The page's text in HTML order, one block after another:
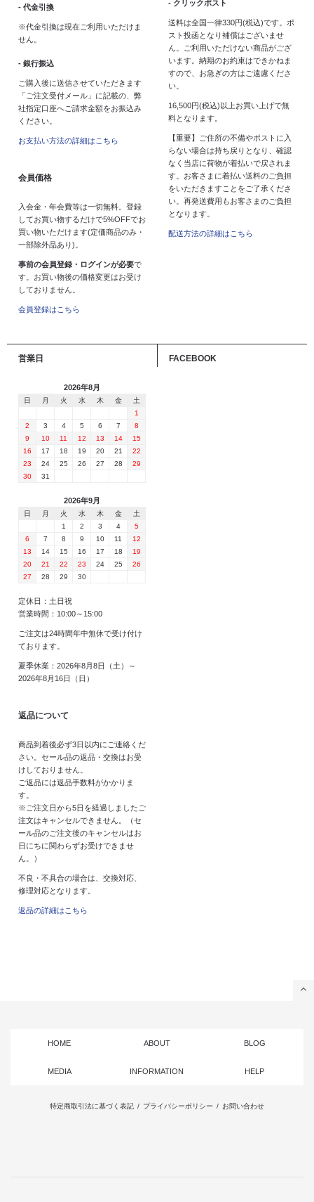
- 代金引換
※代金引換は現在ご利用いただけま
せん。
- 銀行振込
ご購入後に送信させていただきます
「ご注文受付メール」に記載の、弊
社指定口座へご請求金額をお振込み
ください。
お支払い方法の詳細はこちら
会員価格
入会金・年会費等は一切無料。登録
してお買い物するだけで5%OFFでお
買い物いただけます(定価商品のみ・
一部除外品あり)。
事前の会員登録・ログインが必要で
す。お買い物後の価格変更はお受け
しておりません。
会員登録はこちら
- クリックポスト
送料は全国一律330円(税込)です。ポ
スト投函となり補償はございませ
ん。ご利用いただけない商品がござ
います。納期のお約束はできかねま
すので、お急ぎの方はご遠慮くださ
い。
16,500円(税込)以上お買い上げで無
料となります。
【重要】ご住所の不備やポストに入
らない場合は持ち戻りとなり、確認
なく当店に荷物が着払いで戻されま
す。お客さまに着払い送料のご負担
をいただきますことをご了承くださ
い。再発送費用もお客さまのご負担
となります。
配送方法の詳細はこちら
営業日
2026年8月
日 月 火 水 木 金
土
1
2
3 4 5 6 7
8
9
10 11 12 13 14
15
16
17 18 19 20 21
22
23
24 25 26 27 28
29
30
31
2026年9月
日 月 火 水 木 金
土
1
2 3 4
5
6
7 8 9 10 11
12
13
14 15 16 17 18
19
20
21 22 23 24 25
26
27
28 29 30
定休日：土日祝
営業時間：10:00～15:00
ご注文は24時間年中無休で受け付け
ております。
夏季休業：2026年8月8日（土）～
2026年8月16日（日）
返品について
商品到着後必ず3日以内にご連絡くだ
さい。セール品の返品・交換はお受
けしておりません。
ご返品には返品手数料がかかりま
す。
※ご注文日から5日を経過しましたご
注文はキャンセルできません。（セ
ール品のご注文後のキャンセルはお
日にちに関わらずお受けできませ
ん。）
不良・不具合の場合は、交換対応、
修理対応となります。
返品の詳細はこちら
FACEBOOK
HOME ABOUT BLOG
MEDIA INFORMATION HELP
特定商取引法に基づく表記 / プライバシーポリシー / お問い合わせ